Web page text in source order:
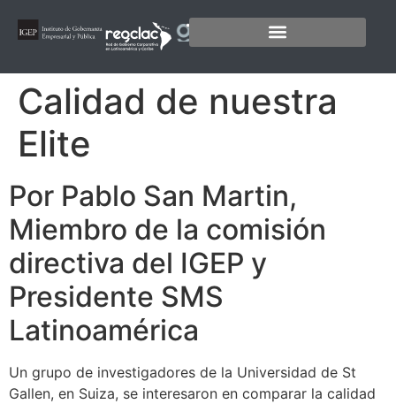
Calidad de nuestra
Elite
Por Pablo San Martin,
Miembro de la comisión
directiva del IGEP y
Presidente SMS
Latinoamérica
Un grupo de investigadores de la Universidad de St
Gallen, en Suiza, se interesaron en comparar la calidad